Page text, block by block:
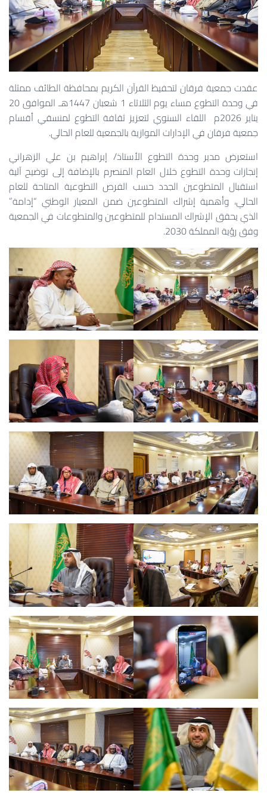
عقدت جمعية فرقان لتحفيظ القرآن الكريم بمحافظة الطائف ممثلة
في وحدة التطوع مساء يوم الثلاثاء 1 شعبان 1447هـ الموافق 20
يناير 2026م اللقاء السنوي لتعزيز ثقافة التطوع لمنسقي أقسام
جمعية فرقان في الإدارات الموازية بالجمعية للعام الحالي.
استعرض مدير وحدة التطوع الأستاذ/ إبراهيم بن علي الزهراني
إنجازات وحدة التطوع خلال العام المنصرم بالإضافة إلى توضيح آلية
استقبال المتطوعين الجدد حسب الفرص التطوعية المتاحة للعام
الحالي، وأهمية إشراك المتطوعين ضمن المعيار الوطني “إدامة”
الذي يحقق الإشراك المستدام للمتطوعين والمتطوعات في الجمعية
وفق رؤية المملكة 2030.